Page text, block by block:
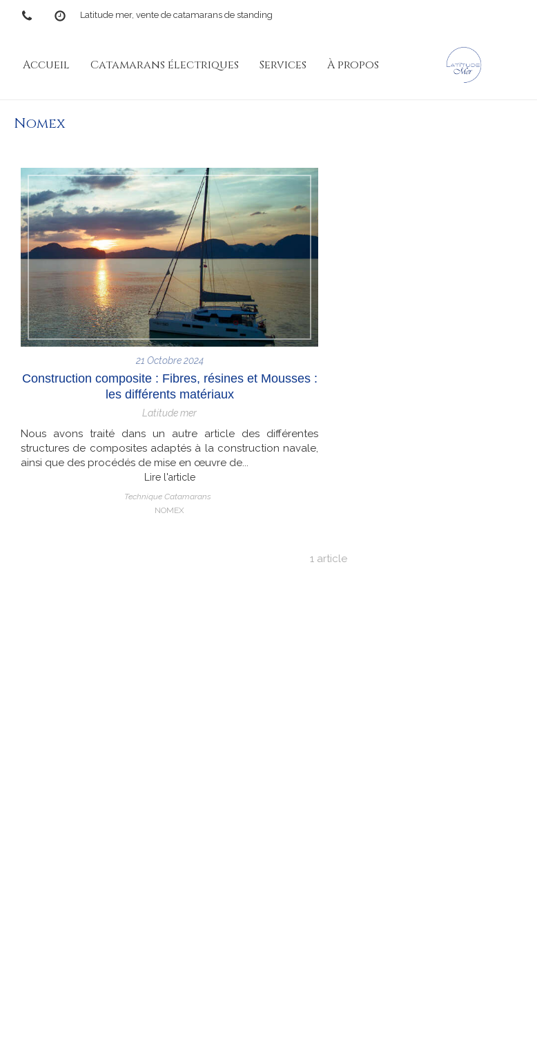
Latitude mer, vente de catamarans de standing
Accueil Catamarans électriques Services À propos
Nomex
21 Octobre 2024
Construction composite : Fibres, résines et Mousses :
les différents matériaux
Latitude mer
Nous avons traité dans un autre article des différentes
structures de composites adaptés à la construction navale,
ainsi que des procédés de mise en œuvre de...
Lire l'article
Technique Catamarans
NOMEX
1 article